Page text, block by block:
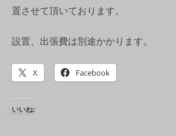
置させて頂いております。
設置、出張費は別途かかります。
X Facebook
いいね: